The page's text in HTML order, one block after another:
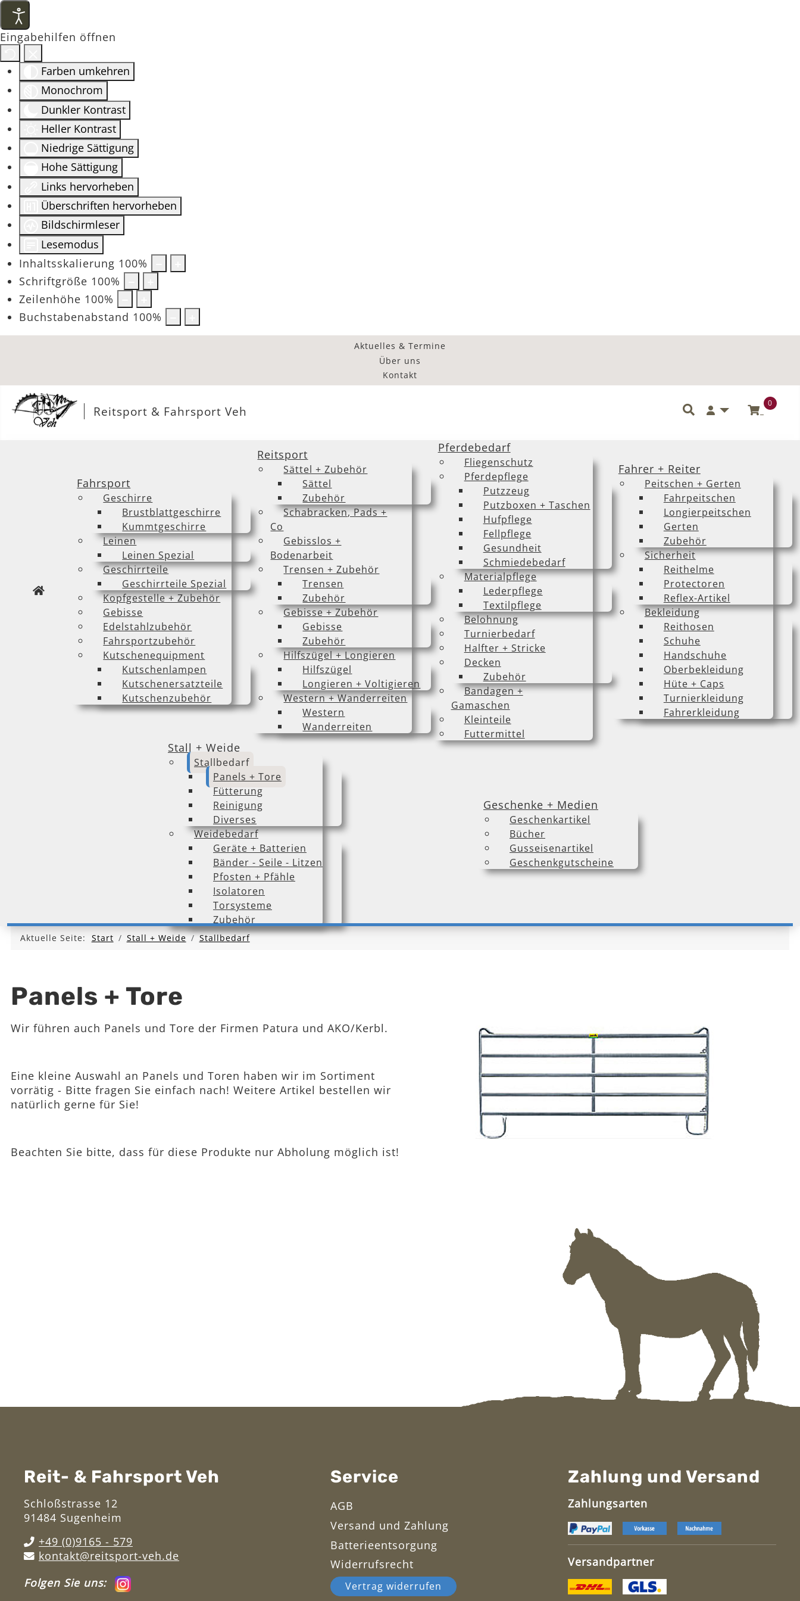
Eingabehilfen öffnen
Farben umkehren
Monochrom
Dunkler Kontrast
Heller Kontrast
Niedrige Sättigung
Hohe Sättigung
Links hervorheben
Überschriften hervorheben
Bildschirmleser
Lesemodus
Inhaltsskalierung 100%
Schriftgröße 100%
Zeilenhöhe 100%
Buchstabenabstand 100%
Aktuelles & Termine
Über uns
Kontakt
Reitsport & Fahrsport Veh Benutzermenü
0
Fahrsport
Geschirre
Brustblattgeschirre
Kummtgeschirre
Leinen
Leinen Spezial
Geschirrteile
Geschirrteile Spezial
Kopfgestelle + Zubehör
Gebisse
Edelstahlzubehör
Fahrsportzubehör
Kutschenequipment
Kutschenlampen
Kutschenersatzteile
Kutschenzubehör
Reitsport
Sättel + Zubehör
Sättel
Zubehör
Schabracken, Pads +
Co
Gebisslos +
Bodenarbeit
Trensen + Zubehör
Trensen
Zubehör
Gebisse + Zubehör
Gebisse
Zubehör
Hilfszügel + Longieren
Hilfszügel
Longieren + Voltigieren
Western + Wanderreiten
Western
Wanderreiten
Pferdebedarf
Fliegenschutz
Pferdepflege
Putzzeug
Putzboxen + Taschen
Hufpflege
Fellpflege
Gesundheit
Schmiedebedarf
Materialpflege
Lederpflege
Textilpflege
Belohnung
Turnierbedarf
Halfter + Stricke
Decken
Zubehör
Bandagen +
Gamaschen
Kleinteile
Futtermittel
Fahrer + Reiter
Peitschen + Gerten
Fahrpeitschen
Longierpeitschen
Gerten
Zubehör
Sicherheit
Reithelme
Protectoren
Reflex-Artikel
Bekleidung
Reithosen
Schuhe
Handschuhe
Oberbekleidung
Hüte + Caps
Turnierkleidung
Fahrerkleidung
Stall + Weide
Stallbedarf
Panels + Tore
Fütterung
Reinigung
Diverses
Weidebedarf
Geräte + Batterien
Bänder - Seile - Litzen
Pfosten + Pfähle
Isolatoren
Torsysteme
Zubehör
Geschenke + Medien
Geschenkartikel
Bücher
Gusseisenartikel
Geschenkgutscheine
Aktuelle Seite: Start Stall + Weide Stallbedarf
Panels + Tore
Wir führen auch Panels und Tore der Firmen Patura und AKO/Kerbl.
Eine kleine Auswahl an Panels und Toren haben wir im Sortiment
vorrätig - Bitte fragen Sie einfach nach! Weitere Artikel bestellen wir
natürlich gerne für Sie!
Beachten Sie bitte, dass für diese Produkte nur Abholung möglich ist!
Reit- & Fahrsport Veh
Schloßstrasse 12
91484 Sugenheim
+49 (0)9165 - 579
kontakt@reitsport-veh.de
Folgen Sie uns:
Service
AGB
Versand und Zahlung
Batterieentsorgung
Widerrufsrecht
Vertrag widerrufen
Zahlung und Versand
Zahlungsarten
Versandpartner